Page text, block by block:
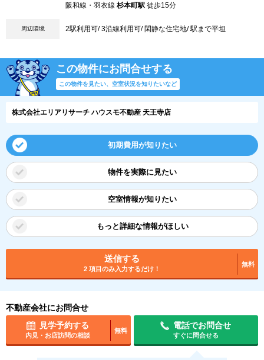
阪和線・羽衣線 杉本町駅 徒歩15分
周辺環境 2駅利用可/ 3沿線利用可/ 閑静な住宅地/ 駅まで平坦
この物件にお問合せする
この物件を見たい、空室状況を知りたいなど
株式会社エリアリサーチ ハウスモ不動産 天王寺店
初期費用が知りたい
物件を実際に見たい
空室情報が知りたい
もっと詳細な情報がほしい
送信する
2 項目のみ入力するだけ！
無料
不動産会社にお問合せ
見学予約する
内見・お店訪問の相談
無料
電話でお問合せ
すぐに問合せる